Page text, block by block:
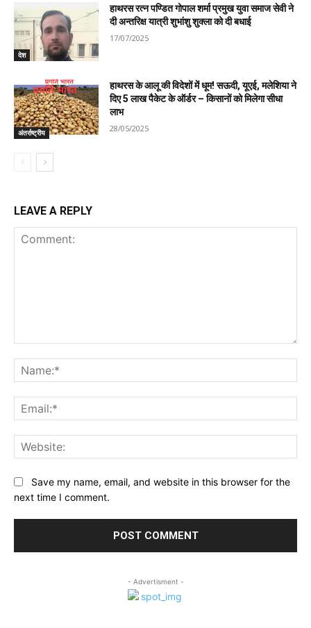
देश
हाथरस रत्न पण्डित गोपाल शर्मा प्रमुख युवा समाज सेवी ने
दी अन्तरिक्ष यात्री शुभांशु शुक्ला को दी बधाई
17/07/2025
अंतर्राष्ट्रीय
हाथरस के आलू की विदेशों में धूम! सऊदी, यूएई, मलेशिया ने
दिए 5 लाख पैकेट के ऑर्डर – किसानों को मिलेगा सीधा
लाभ
28/05/2025
LEAVE A REPLY
Save my name, email, and website in this browser for the
next time I comment.
- Advertisment -